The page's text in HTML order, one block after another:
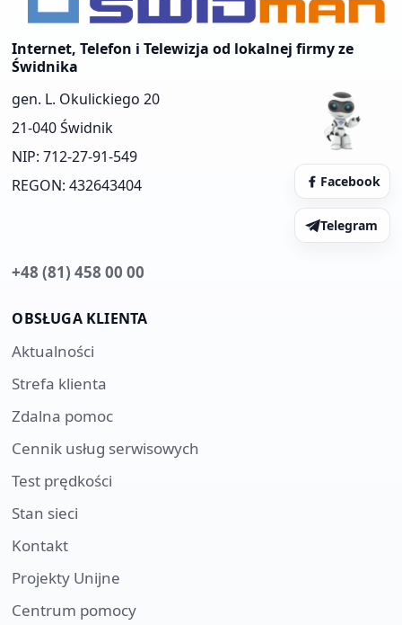
Internet, Telefon i Telewizja od lokalnej firmy ze
Świdnika
gen. L. Okulickiego 20
21-040 Świdnik
NIP: 712-27-91-549
REGON: 432643404
Facebook
Telegram
+48 (81) 458 00 00
OBSŁUGA KLIENTA
Aktualności
Strefa klienta
Zdalna pomoc
Cennik usług serwisowych
Test prędkości
Stan sieci
Kontakt
Projekty Unijne
Centrum pomocy